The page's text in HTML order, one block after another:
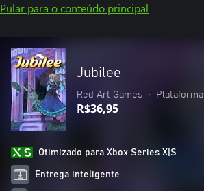
Pular para o conteúdo principal
Jubilee
Red Art Games • Plataforma
R$36,95
Otimizado para Xbox Series X|S
Entrega inteligente